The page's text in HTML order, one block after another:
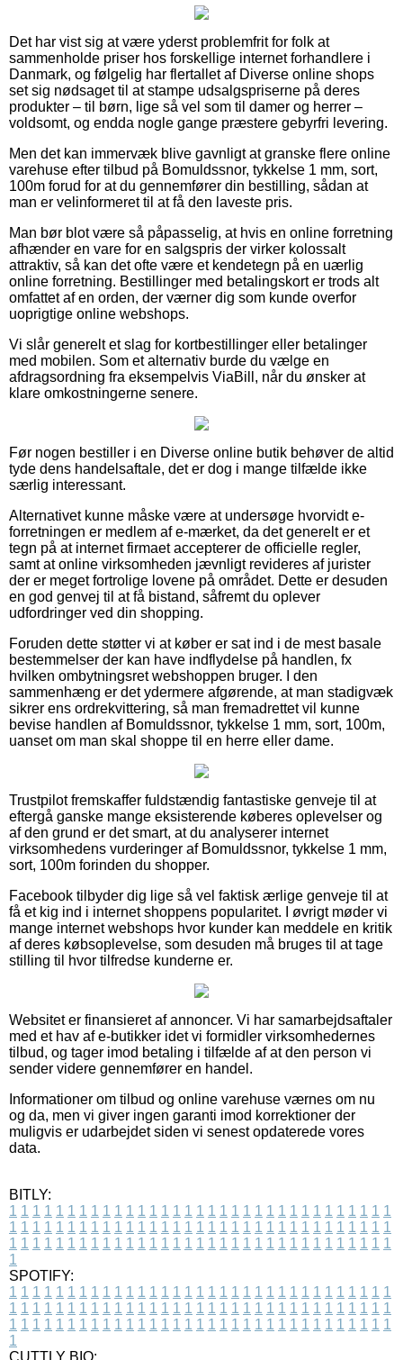
Det har vist sig at være yderst problemfrit for folk at
sammenholde priser hos forskellige internet forhandlere i
Danmark, og følgelig har flertallet af Diverse online shops
set sig nødsaget til at stampe udsalgspriserne på deres
produkter – til børn, lige så vel som til damer og herrer –
voldsomt, og endda nogle gange præstere gebyrfri levering.
Men det kan immervæk blive gavnligt at granske flere online
varehuse efter tilbud på Bomuldssnor, tykkelse 1 mm, sort,
100m forud for at du gennemfører din bestilling, sådan at
man er velinformeret til at få den laveste pris.
Man bør blot være så påpasselig, at hvis en online forretning
afhænder en vare for en salgspris der virker kolossalt
attraktiv, så kan det ofte være et kendetegn på en uærlig
online forretning. Bestillinger med betalingskort er trods alt
omfattet af en orden, der værner dig som kunde overfor
uoprigtige online webshops.
Vi slår generelt et slag for kortbestillinger eller betalinger
med mobilen. Som et alternativ burde du vælge en
afdragsordning fra eksempelvis ViaBill, når du ønsker at
klare omkostningerne senere.
Før nogen bestiller i en Diverse online butik behøver de altid
tyde dens handelsaftale, det er dog i mange tilfælde ikke
særlig interessant.
Alternativet kunne måske være at undersøge hvorvidt e-
forretningen er medlem af e-mærket, da det generelt er et
tegn på at internet firmaet accepterer de officielle regler,
samt at online virksomheden jævnligt revideres af jurister
der er meget fortrolige lovene på området. Dette er desuden
en god genvej til at få bistand, såfremt du oplever
udfordringer ved din shopping.
Foruden dette støtter vi at køber er sat ind i de mest basale
bestemmelser der kan have indflydelse på handlen, fx
hvilken ombytningsret webshoppen bruger. I den
sammenhæng er det ydermere afgørende, at man stadigvæk
sikrer ens ordrekvittering, så man fremadrettet vil kunne
bevise handlen af Bomuldssnor, tykkelse 1 mm, sort, 100m,
uanset om man skal shoppe til en herre eller dame.
Trustpilot fremskaffer fuldstændig fantastiske genveje til at
eftergå ganske mange eksisterende køberes oplevelser og
af den grund er det smart, at du analyserer internet
virksomhedens vurderinger af Bomuldssnor, tykkelse 1 mm,
sort, 100m forinden du shopper.
Facebook tilbyder dig lige så vel faktisk ærlige genveje til at
få et kig ind i internet shoppens popularitet. I øvrigt møder vi
mange internet webshops hvor kunder kan meddele en kritik
af deres købsoplevelse, som desuden må bruges til at tage
stilling til hvor tilfredse kunderne er.
Websitet er finansieret af annoncer. Vi har samarbejdsaftaler
med et hav af e-butikker idet vi formidler virksomhedernes
tilbud, og tager imod betaling i tilfælde af at den person vi
sender videre gennemfører en handel.
Informationer om tilbud og online varehuse værnes om nu
og da, men vi giver ingen garanti imod korrektioner der
muligvis er udarbejdet siden vi senest opdaterede vores
data.
BITLY:
1 1 1 1 1 1 1 1 1 1 1 1 1 1 1 1 1 1 1 1 1 1 1 1 1 1 1 1 1 1 1 1 1
1 1 1 1 1 1 1 1 1 1 1 1 1 1 1 1 1 1 1 1 1 1 1 1 1 1 1 1 1 1 1 1 1
1 1 1 1 1 1 1 1 1 1 1 1 1 1 1 1 1 1 1 1 1 1 1 1 1 1 1 1 1 1 1 1 1
1
SPOTIFY:
1 1 1 1 1 1 1 1 1 1 1 1 1 1 1 1 1 1 1 1 1 1 1 1 1 1 1 1 1 1 1 1 1
1 1 1 1 1 1 1 1 1 1 1 1 1 1 1 1 1 1 1 1 1 1 1 1 1 1 1 1 1 1 1 1 1
1 1 1 1 1 1 1 1 1 1 1 1 1 1 1 1 1 1 1 1 1 1 1 1 1 1 1 1 1 1 1 1 1
1
CUTTLY BIO: